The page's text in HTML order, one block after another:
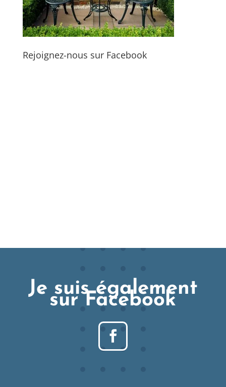
Rejoignez-nous sur Facebook
Je suis également
sur Facebook